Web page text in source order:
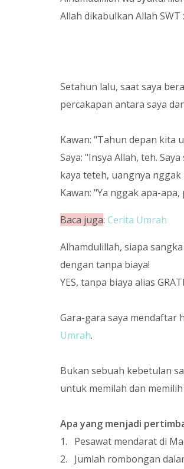
Allah dikabulkan Allah SWT
Setahun lalu, saat saya
percakapan antara saya
Kawan: "Tahun depan kita
Saya: "Insya Allah, teh.
kaya teteh, uangnya nggak
Kawan: "Ya nggak apa-
Baca juga: Cerita Umrah
Alhamdulillah, siapa
dengan tanpa biaya!
YES, tanpa biaya alias
Gara-gara saya mendaftar
Umrah.
Bukan sebuah kebetulan
untuk memilah dan
Apa yang menjadi
1. Pesawat mendarat di
2. Jumlah rombongan